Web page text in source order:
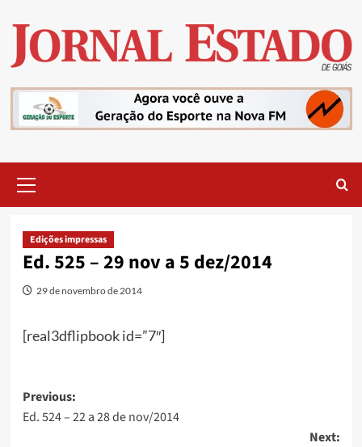
content
Menu
Edições impressas
Ed. 525 – 29 nov a 5 dez/2014
29 de novembro de 2014
[real3dflipbook id=”7″]
Post
navigation
Previous:
Ed. 524 – 22 a 28 de nov/2014
Next: